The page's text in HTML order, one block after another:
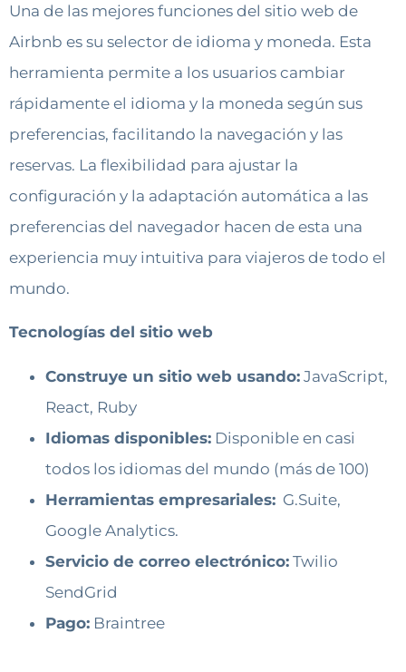
Una de las mejores funciones del sitio web de
Airbnb es su selector de idioma y moneda. Esta
herramienta permite a los usuarios cambiar
rápidamente el idioma y la moneda según sus
preferencias, facilitando la navegación y las
reservas. La flexibilidad para ajustar la
configuración y la adaptación automática a las
preferencias del navegador hacen de esta una
experiencia muy intuitiva para viajeros de todo el
mundo.
Tecnologías del sitio web
Construye un sitio web usando: JavaScript,
React, Ruby
Idiomas disponibles: Disponible en casi
todos los idiomas del mundo (más de 100)
Herramientas empresariales: G.Suite,
Google Analytics.
Servicio de correo electrónico: Twilio
SendGrid
Pago: Braintree